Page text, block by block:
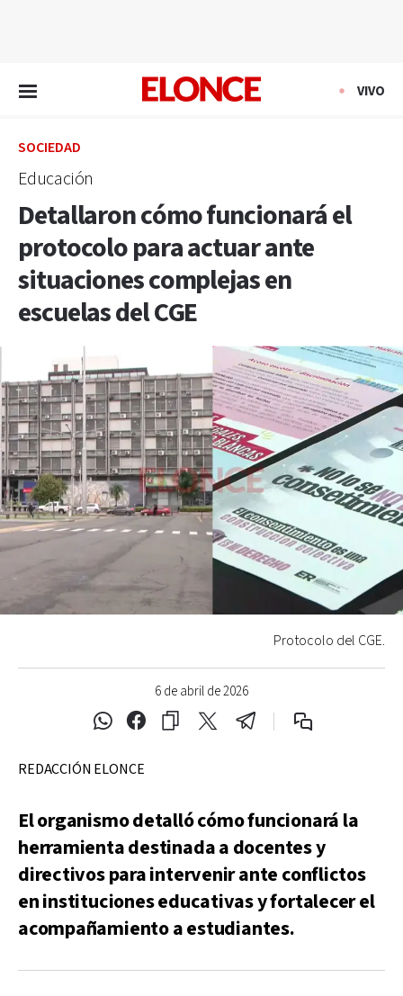
VIVO
SOCIEDAD
Educación
Detallaron cómo funcionará el
protocolo para actuar ante
situaciones complejas en
escuelas del CGE
6 de abril de 2026
Protocolo del CGE.
REDACCIÓN ELONCE
El organismo detalló cómo funcionará la
herramienta destinada a docentes y
directivos para intervenir ante conflictos
en instituciones educativas y fortalecer el
acompañamiento a estudiantes.